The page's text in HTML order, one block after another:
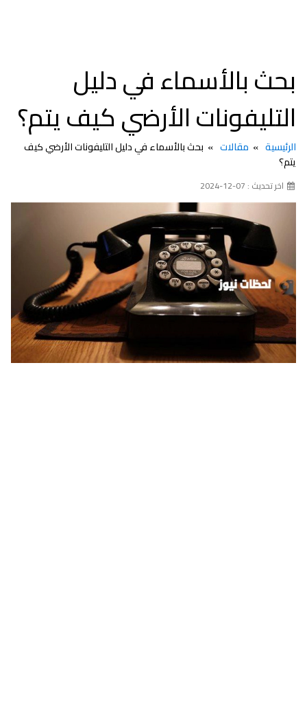
بحث بالأسماء في دليل
التليفونات الأرضي كيف يتم؟
الرئيسية مقالات
بحث بالأسماء في دليل التليفونات الأرضي كيف
يتم؟
اخر تحديث : 07-12-2024